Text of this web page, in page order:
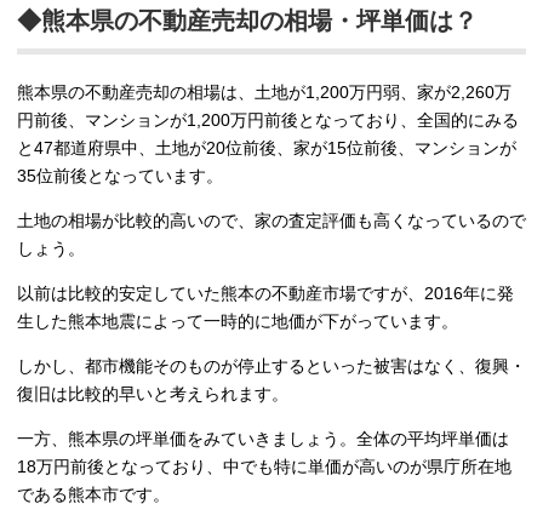
◆熊本県の不動産売却の相場・坪単価は？
熊本県の不動産売却の相場は、土地が1,200万円弱、家が2,260万
円前後、マンションが1,200万円前後となっており、全国的にみる
と47都道府県中、土地が20位前後、家が15位前後、マンションが
35位前後となっています。
土地の相場が比較的高いので、家の査定評価も高くなっているので
しょう。
以前は比較的安定していた熊本の不動産市場ですが、2016年に発
生した熊本地震によって一時的に地価が下がっています。
しかし、都市機能そのものが停止するといった被害はなく、復興・
復旧は比較的早いと考えられます。
一方、熊本県の坪単価をみていきましょう。全体の平均坪単価は
18万円前後となっており、中でも特に単価が高いのが県庁所在地
である熊本市です。